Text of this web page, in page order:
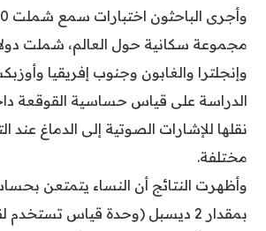
مجموعة سكانية حول العالم، شملت دولا
وإنجلترا والغابون وجنوب إفريقيا
الدراسة على قياس حساسية القوقعة
نقلها للإشارات الصوتية إلى الدماغ عند
مختلفة.
وأظهرت النتائج أن النساء يتمتعن
بمقدار 2 ديسبل (وحدة قياس